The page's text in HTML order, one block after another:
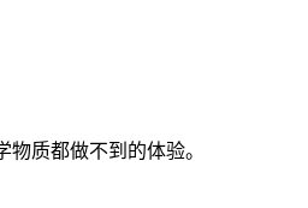
质都做不到的体验。